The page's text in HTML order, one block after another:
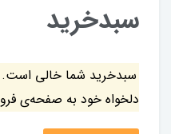
سبدخرید
سبدخرید شما خالی است.
دلخواه خود به صفحه‌ی